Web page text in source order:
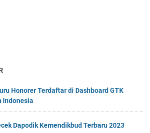
Honorer Terdaftar di Dashboard GTK
Indonesia
Dapodik Kemendikbud Terbaru 2023